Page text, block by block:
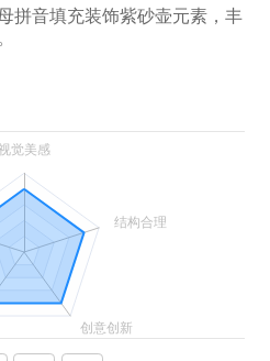
拼音填充装饰紫砂壶元素，丰